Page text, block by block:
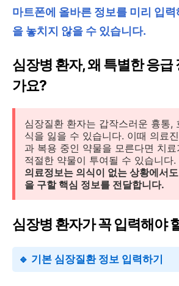
마트폰에 올바른 정보를 미리 입력
을 놓치지 않을 수 있습니다.
심장병 환자, 왜 특별한 응급
가요?
심장질환 환자는 갑작스러운 흉통,
식을 잃을 수 있습니다. 이때 의료
과 복용 중인 약물을 모른다면 치
적절한 약물이 투여될 수 있습니다.
의료정보는 의식이 없는 상황에서
을 구할 핵심 정보를 전달합니다.
심장병 환자가 꼭 입력해야
🔹 기본 심장질환 정보 입력하기